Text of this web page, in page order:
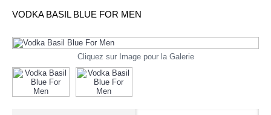
VODKA BASIL BLUE FOR MEN
Cliquez sur Image pour la Galerie